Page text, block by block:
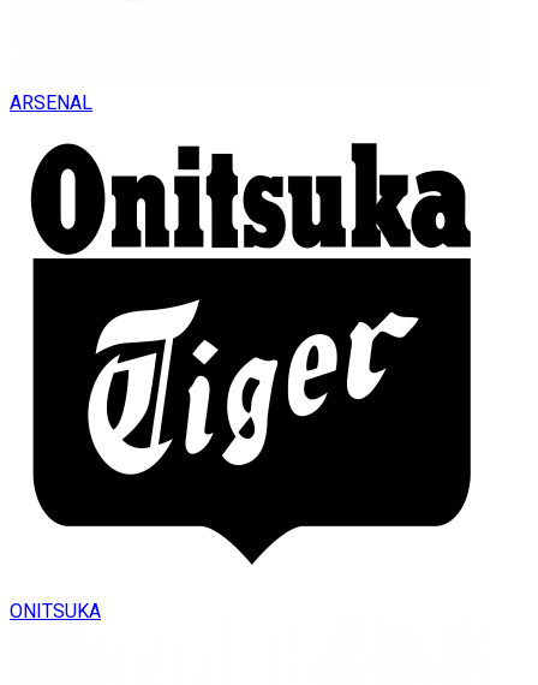
ARSENAL
ONITSUKA